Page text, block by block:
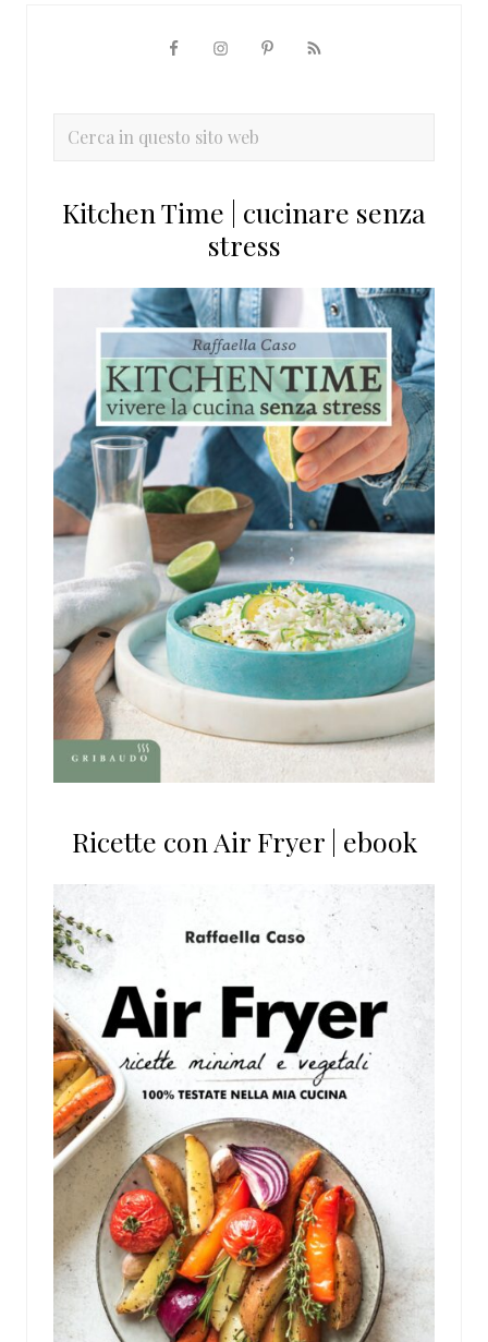
primaria
Cerca
sito
Kitchen Time | cucinare senza
stress
Ricette con Air Fryer | ebook